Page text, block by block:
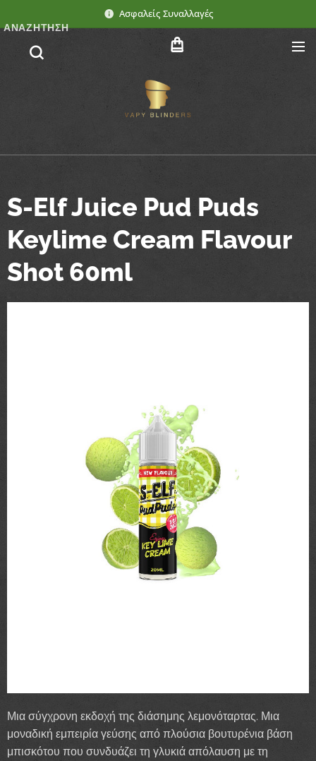
Ασφαλείς Συναλλαγές
ΑΝΑΖΉΤΗΣΗ
S-Elf Juice Pud Puds
Keylime Cream Flavour
Shot 60ml
Μια σύγχρονη εκδοχή της διάσημης λεμονόταρτας. Μια
μοναδική εμπειρία γεύσης από πλούσια βουτυρένια βάση
μπισκότου που συνδυάζει τη γλυκιά απόλαυση με τη